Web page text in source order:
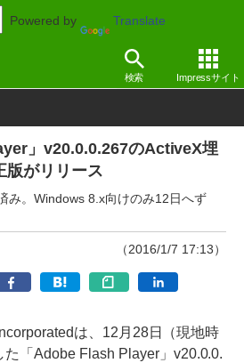
Powered by Translate
検索 Impressサイト
」v20.0.0.267のActiveX埋
版がリリース
み。Windows 8.x向けのみ12日へず
（2016/1/7 17:13）
は、12月28日（現地時
た「Adobe Flash Player」v20.0.0.